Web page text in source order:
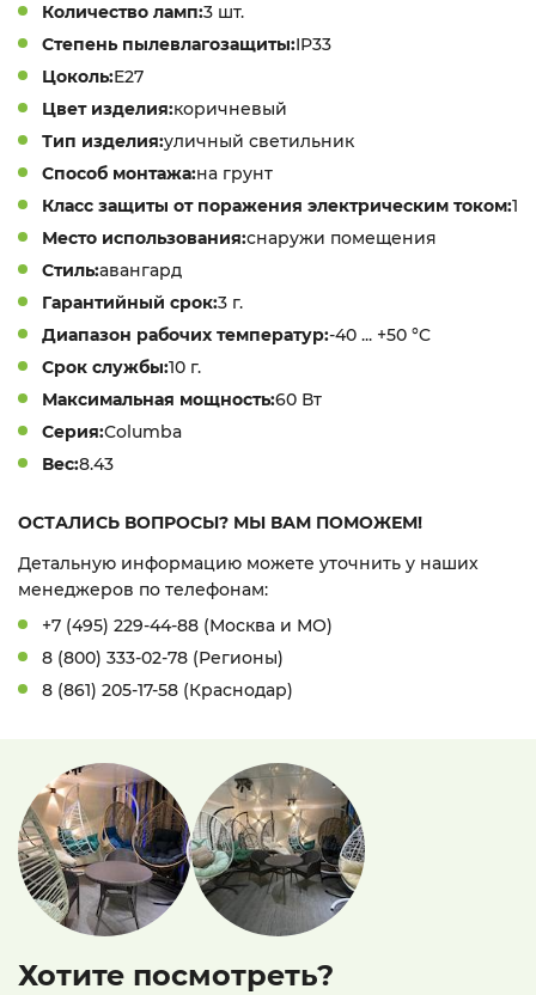
Количество ламп:3 шт.
Степень пылевлагозащиты:IP33
Цоколь:E27
Цвет изделия:коричневый
Тип изделия:уличный светильник
Способ монтажа:на грунт
Класс защиты от поражения электрическим током:1
Место использования:снаружи помещения
Стиль:авангард
Гарантийный срок:3 г.
Диапазон рабочих температур:-40 ... +50 °C
Срок службы:10 г.
Максимальная мощность:60 Вт
Серия:Columba
Вес:8.43
ОСТАЛИСЬ ВОПРОСЫ? МЫ ВАМ ПОМОЖЕМ!
Детальную информацию можете уточнить у наших
менеджеров по телефонам:
+7 (495) 229-44-88 (Москва и МО)
8 (800) 333-02-78 (Регионы)
8 (861) 205-17-58 (Краснодар)
Хотите посмотреть?